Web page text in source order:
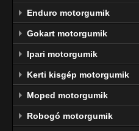
Enduro motorgumik
Gokart motorgumik
Ipari motorgumik
Kerti kisgép motorgumik
Moped motorgumik
Robogó motorgumik